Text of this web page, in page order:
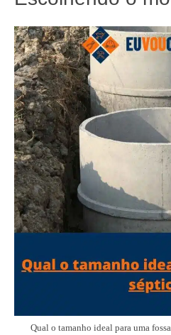
Qual o tamanho ideal para uma